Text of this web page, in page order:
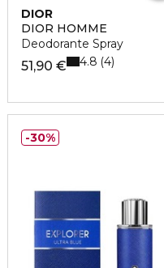
DIOR
DIOR HOMME
Deodorante Spray
51,90 € 4.8 4
30%